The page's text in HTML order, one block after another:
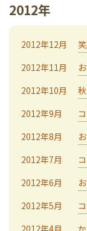
2012年
2012年12月
2012年11月
2012年10月
2012年9月
2012年8月
2012年7月
2012年6月
2012年5月